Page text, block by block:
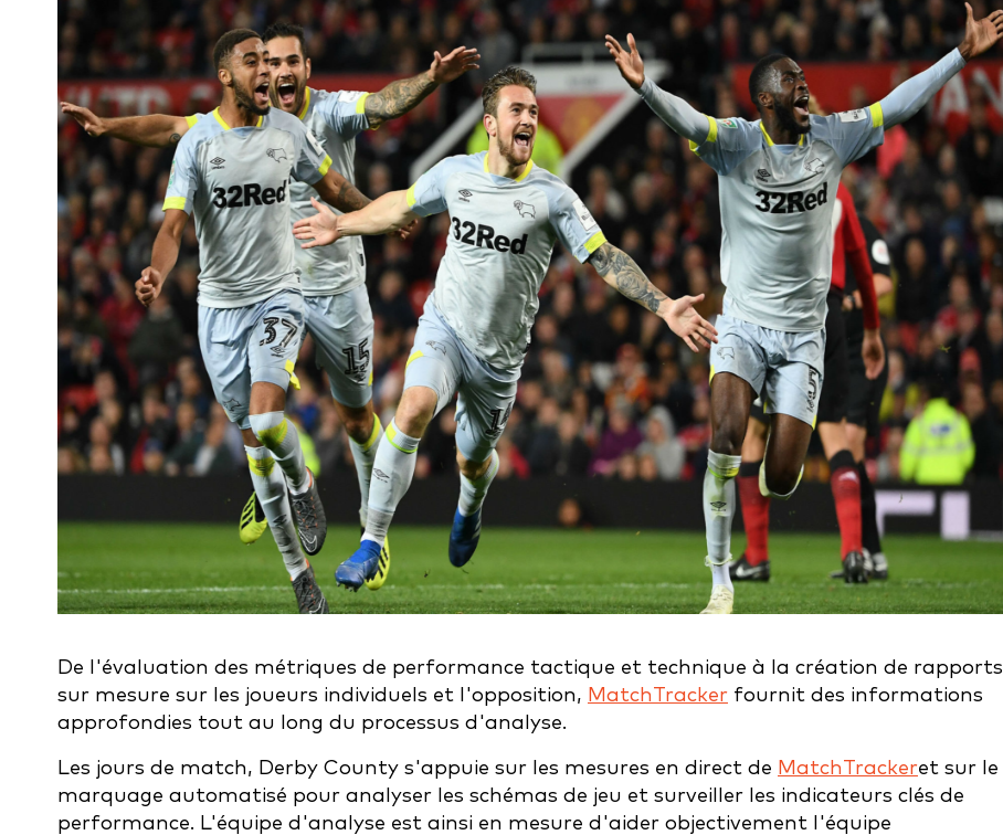
De l'évaluation des métriques de performance tactique et technique à la création de rapports
sur mesure sur les joueurs individuels et l'opposition, MatchTracker fournit des informations
approfondies tout au long du processus d'analyse.
Les jours de match, Derby County s'appuie sur les mesures en direct de MatchTrackeret sur le
marquage automatisé pour analyser les schémas de jeu et surveiller les indicateurs clés de
performance. L'équipe d'analyse est ainsi en mesure d'aider objectivement l'équipe